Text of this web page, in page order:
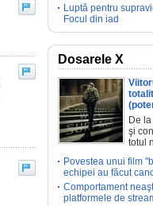
Luptă pentru
Focul din iad
Dosarele X
De
şi
totul
Povestea unui film
echipei au făcut
Comportament
platformele de